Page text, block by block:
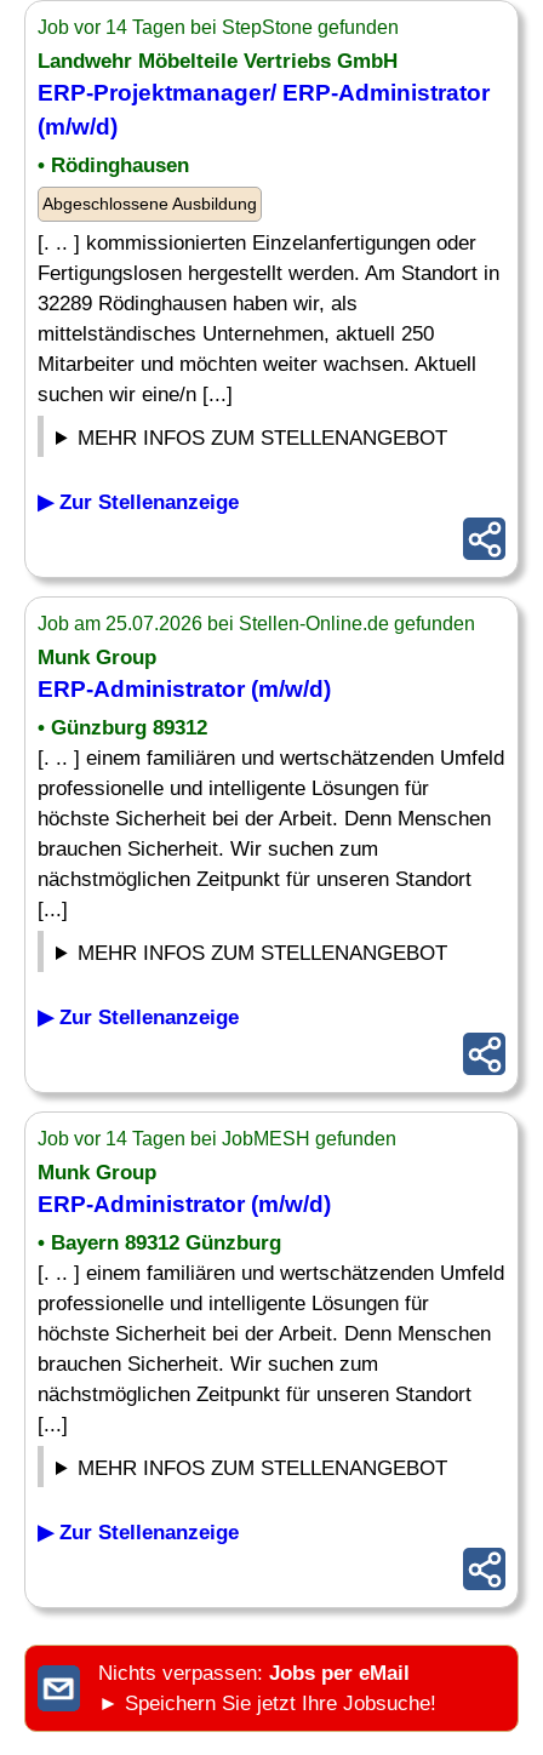
Job vor 14 Tagen bei StepStone gefunden
Landwehr Möbelteile Vertriebs GmbH
ERP-Projektmanager/ ERP-Administrator
(m/w/d)
• Rödinghausen
Abgeschlossene Ausbildung
[. .. ] kommissionierten Einzelanfertigungen oder
Fertigungslosen hergestellt werden. Am Standort in
32289 Rödinghausen haben wir, als
mittelständisches Unternehmen, aktuell 250
Mitarbeiter und möchten weiter wachsen. Aktuell
suchen wir eine/n [...]
MEHR INFOS ZUM STELLENANGEBOT
▶ Zur Stellenanzeige
Job am 25.07.2026 bei Stellen-Online.de gefunden
Munk Group
ERP-Administrator(m/w/d)
• Günzburg 89312
[. .. ] einem familiären und wertschätzenden Umfeld
professionelle und intelligente Lösungen für
höchste Sicherheit bei der Arbeit. Denn Menschen
brauchen Sicherheit. Wir suchen zum
nächstmöglichen Zeitpunkt für unseren Standort
[...]
MEHR INFOS ZUM STELLENANGEBOT
▶ Zur Stellenanzeige
Job vor 14 Tagen bei JobMESH gefunden
Munk Group
ERP-Administrator(m/w/d)
• Bayern 89312 Günzburg
[. .. ] einem familiären und wertschätzenden Umfeld
professionelle und intelligente Lösungen für
höchste Sicherheit bei der Arbeit. Denn Menschen
brauchen Sicherheit. Wir suchen zum
nächstmöglichen Zeitpunkt für unseren Standort
[...]
MEHR INFOS ZUM STELLENANGEBOT
▶ Zur Stellenanzeige
Nichts verpassen: Jobs per eMail
► Speichern Sie jetzt Ihre Jobsuche!